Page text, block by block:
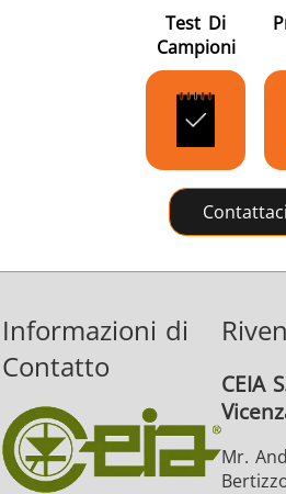
Test Di
Campioni
Contattaci
Informazioni di
Contatto
CEIA
Mr.